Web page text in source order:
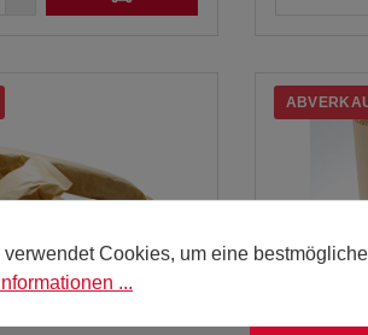
Cookies, um eine
...